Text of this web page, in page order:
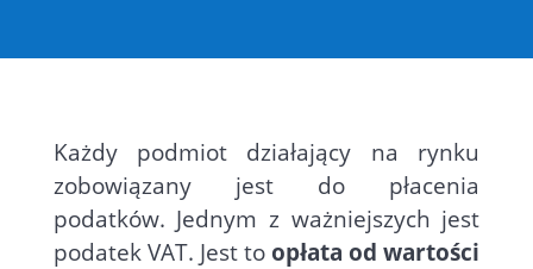
Każdy podmiot działający na rynku
zobowiązany jest do płacenia
podatków. Jednym z ważniejszych jest
podatek VAT. Jest to opłata od wartości